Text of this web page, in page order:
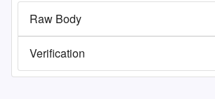
Raw Body
Verification